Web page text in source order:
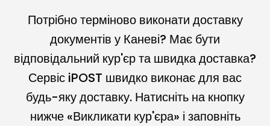
Потрібно терміново виконати доставку
документів у Каневі? Має бути
відповідальний кур'єр та швидка доставка?
Сервіс iPOST швидко виконає для вас
будь-яку доставку. Натисніть на кнопку
нижче «Викликати кур'єра» і заповніть